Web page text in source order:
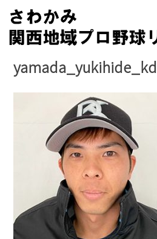
Skip
content
yamada_yukihide_kd